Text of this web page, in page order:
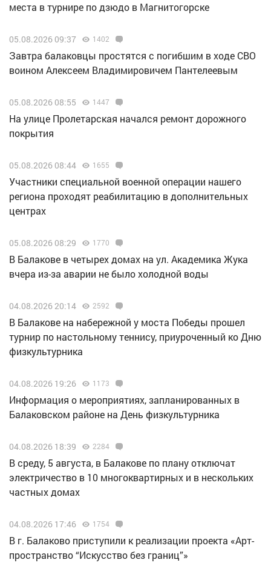
места в турнире по дзюдо в Магнитогорске
05.08.2026 09:37 1402
Завтра балаковцы простятся с погибшим в ходе СВО
воином Алексеем Владимировичем Пантелеевым
05.08.2026 08:55 1447
На улице Пролетарская начался ремонт дорожного
покрытия
05.08.2026 08:44 1655
Участники специальной военной операции нашего
региона проходят реабилитацию в дополнительных
центрах
05.08.2026 08:29 1770
В Балакове в четырех домах на ул. Академика Жука
вчера из-за аварии не было холодной воды
04.08.2026 20:14 2592
В Балакове на набережной у моста Победы прошел
турнир по настольному теннису, приуроченный ко Дню
физкультурника
04.08.2026 19:26 1173
Информация о мероприятиях, запланированных в
Балаковском районе на День физкультурника
04.08.2026 18:39 2284
В среду, 5 августа, в Балакове по плану отключат
электричество в 10 многоквартирных и в нескольких
частных домах
04.08.2026 17:46 1754
В г. Балаково приступили к реализации проекта «Арт-
пространство “Искусство без границ”»